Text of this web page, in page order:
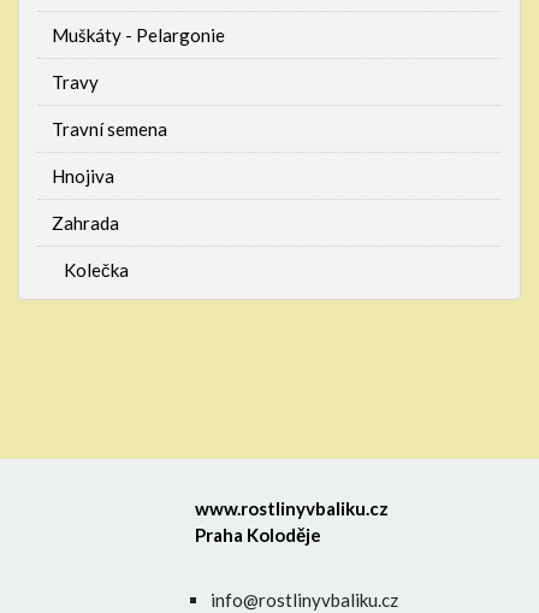
Muškáty - Pelargonie
Travy
Travní semena
Hnojiva
Zahrada
Kolečka
www.rostlinyvbaliku.cz
Praha Koloděje
info@rostlinyvbaliku.cz